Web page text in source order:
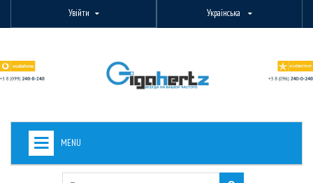
Увійти Українська
MENU